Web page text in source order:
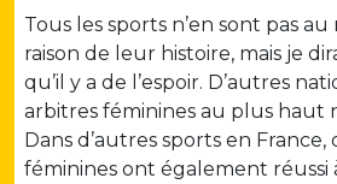
Tous les sports n’en sont pas
raison de leur histoire, mais je
qu’il y a de l’espoir. D’autres
arbitres féminines au plus haut
Dans d’autres sports en France,
féminines ont également réussi